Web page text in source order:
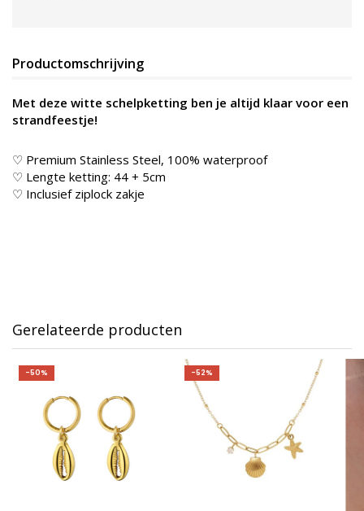
Productomschrijving
Met deze witte schelpketting ben je altijd klaar voor een
strandfeestje!
♡ Premium Stainless Steel, 100% waterproof
♡ Lengte ketting: 44 + 5cm
♡ Inclusief ziplock zakje
Gerelateerde producten
-50% -52%